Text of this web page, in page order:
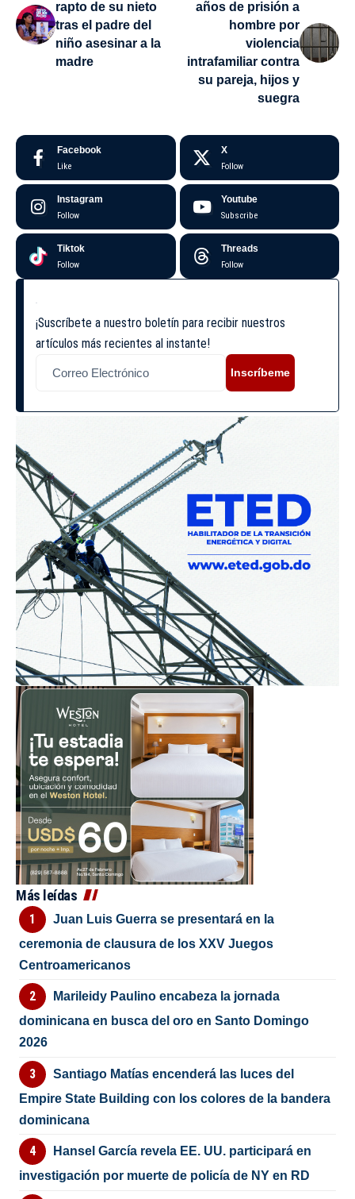
rapto de su nieto
tras el padre del
niño asesinar a la
madre
años de prisión a
hombre por
violencia
intrafamiliar contra
su pareja, hijos y
suegra
Facebook
Like
X
Follow
Instagram
Follow
Youtube
Subscribe
Tiktok
Follow
Threads
Follow
¡Suscríbete a nuestro boletín para recibir nuestros
artículos más recientes al instante!
Inscríbeme
Más leídas
Juan Luis Guerra se presentará en la
ceremonia de clausura de los XXV Juegos
Centroamericanos
Marileidy Paulino encabeza la jornada
dominicana en busca del oro en Santo Domingo
2026
Santiago Matías encenderá las luces del
Empire State Building con los colores de la bandera
dominicana
Hansel García revela EE. UU. participará en
investigación por muerte de policía de NY en RD